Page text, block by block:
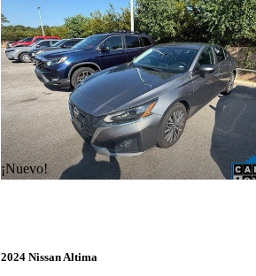
¡Nuevo!
2024 Nissan Altima